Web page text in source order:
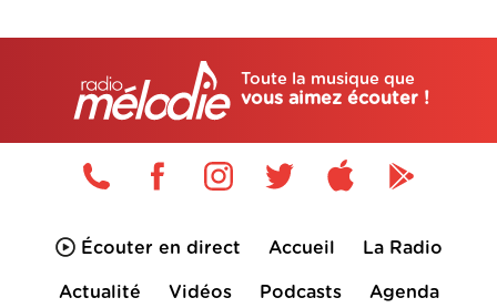
Toute la musique que
vous aimez écouter !
Écouter en direct Accueil La Radio
Actualité Vidéos Podcasts Agenda